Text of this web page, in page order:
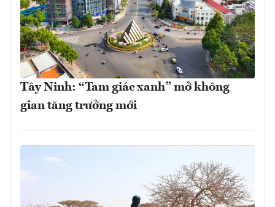
Tây Ninh: “Tam giác xanh” mở không
gian tăng trưởng mới